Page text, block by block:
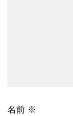
名前 ※